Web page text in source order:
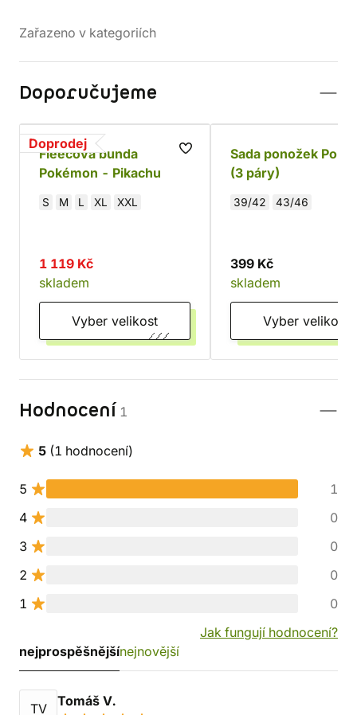
Zařazeno v kategoriích
Doporučujeme
Doprodej
Fleecová bunda
Pokémon - Pikachu
S M L XL XXL
1 119 Kč
skladem
Vyber velikost
Sada ponožek
(3 páry)
39/42 43/46
399 Kč
skladem
Vyber velikost
Hodnocení 1
5 (1 hodnocení)
5
1
4
0
3
0
2
0
1
0
Jak fungují hodnocení?
nejprospěšnějšínejnovější
TV Tomáš V.